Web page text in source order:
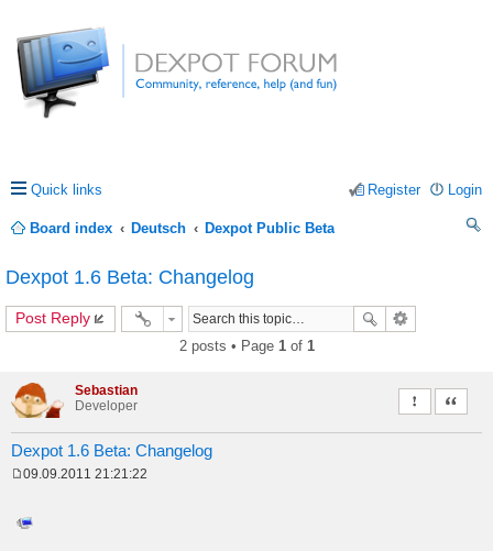
Quick links Login
Register
Board index Deutsch
Dexpot Public Beta
Dexpot 1.6 Beta: Changelog
Post Reply
2 posts • Page 1of 1
Sebastian
Developer
Dexpot 1.6 Beta: Changelog
Report this
Quote
s
t
09.09.2011 21:21:22